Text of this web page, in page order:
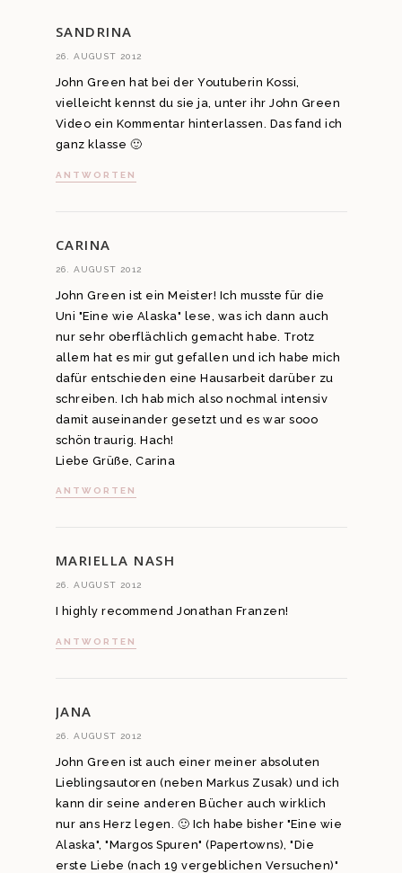
SANDRINA
26. AUGUST 2012
John Green hat bei der Youtuberin Kossi,
vielleicht kennst du sie ja, unter ihr John Green
Video ein Kommentar hinterlassen. Das fand ich
ganz klasse 🙂
ANTWORTEN
CARINA
26. AUGUST 2012
John Green ist ein Meister! Ich musste für die
Uni "Eine wie Alaska" lese, was ich dann auch
nur sehr oberflächlich gemacht habe. Trotz
allem hat es mir gut gefallen und ich habe mich
dafür entschieden eine Hausarbeit darüber zu
schreiben. Ich hab mich also nochmal intensiv
damit auseinander gesetzt und es war sooo
schön traurig. Hach!
Liebe Grüße, Carina
ANTWORTEN
MARIELLA NASH
26. AUGUST 2012
I highly recommend Jonathan Franzen!
ANTWORTEN
JANA
26. AUGUST 2012
John Green ist auch einer meiner absoluten
Lieblingsautoren (neben Markus Zusak) und ich
kann dir seine anderen Bücher auch wirklich
nur ans Herz legen. 🙂 Ich habe bisher "Eine wie
Alaska", "Margos Spuren" (Papertowns), "Die
erste Liebe (nach 19 vergeblichen Versuchen)"